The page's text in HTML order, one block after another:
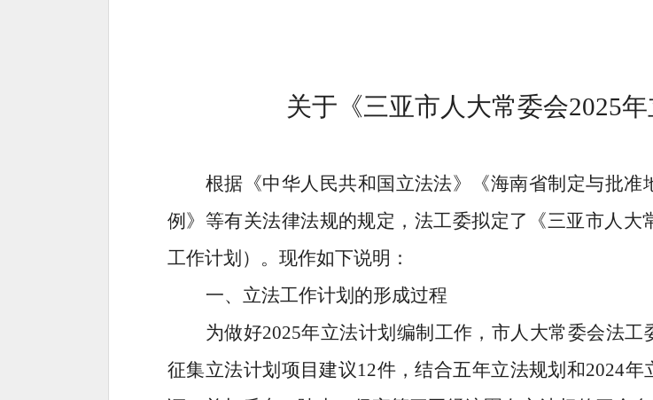
关于 《三亚市人大常委会2025年
根据《中华人民共和国立法法》《海南省制定与批准
例》等有关法律法规的规定，法工委拟定了《三亚市人大
工作计划）。现作如下说明：
一、 立法工作计划 的形成过程
为做好2025年立法计划编制工作， 市人大常委会法工
征集立法计划项目建议12件，结合五年立法规划和2024年